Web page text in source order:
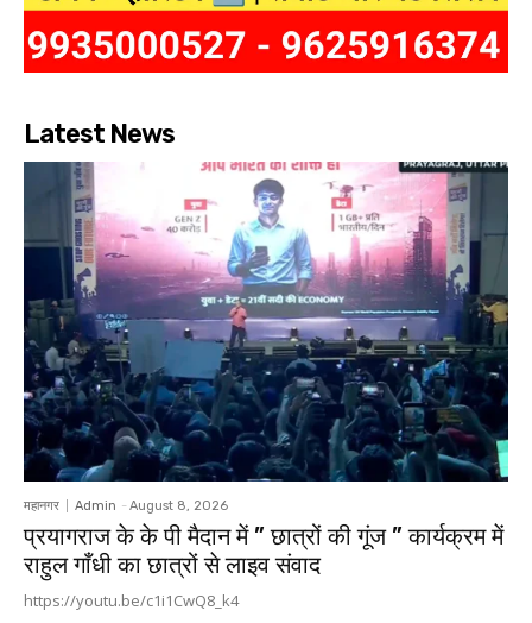
Latest News
महानगर Admin - August 8, 2026
प्रयागराज के के पी मैदान में ” छात्रों की गूंज ” कार्यक्रम में
राहुल गाँधी का छात्रों से लाइव संवाद
https://youtu.be/c1i1CwQ8_k4